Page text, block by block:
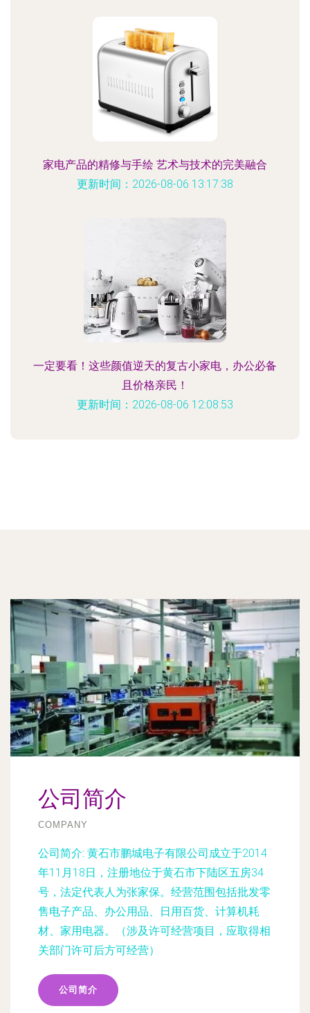
家电产品的精修与手绘 艺术与技术的完美融合
更新时间：2026-08-06 13:17:38
一定要看！这些颜值逆天的复古小家电，办公必备
且价格亲民！
更新时间：2026-08-06 12:08:53
公司简介
COMPANY
公司简介: 黄石市鹏城电子有限公司成立于2014
年11月18日，注册地位于黄石市下陆区五房34
号，法定代表人为张家保。经营范围包括批发零
售电子产品、办公用品、日用百货、计算机耗
材、家用电器。（涉及许可经营项目，应取得相
关部门许可后方可经营）
公司简介